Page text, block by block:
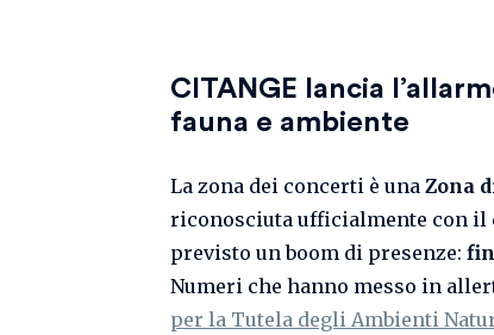
CITANGE lancia
fauna e ambiente
La zona dei concerti è una Zona
riconosciuta ufficialmente con il
previsto un boom di presenze:
Numeri che hanno messo in
per la Tutela degli Ambienti